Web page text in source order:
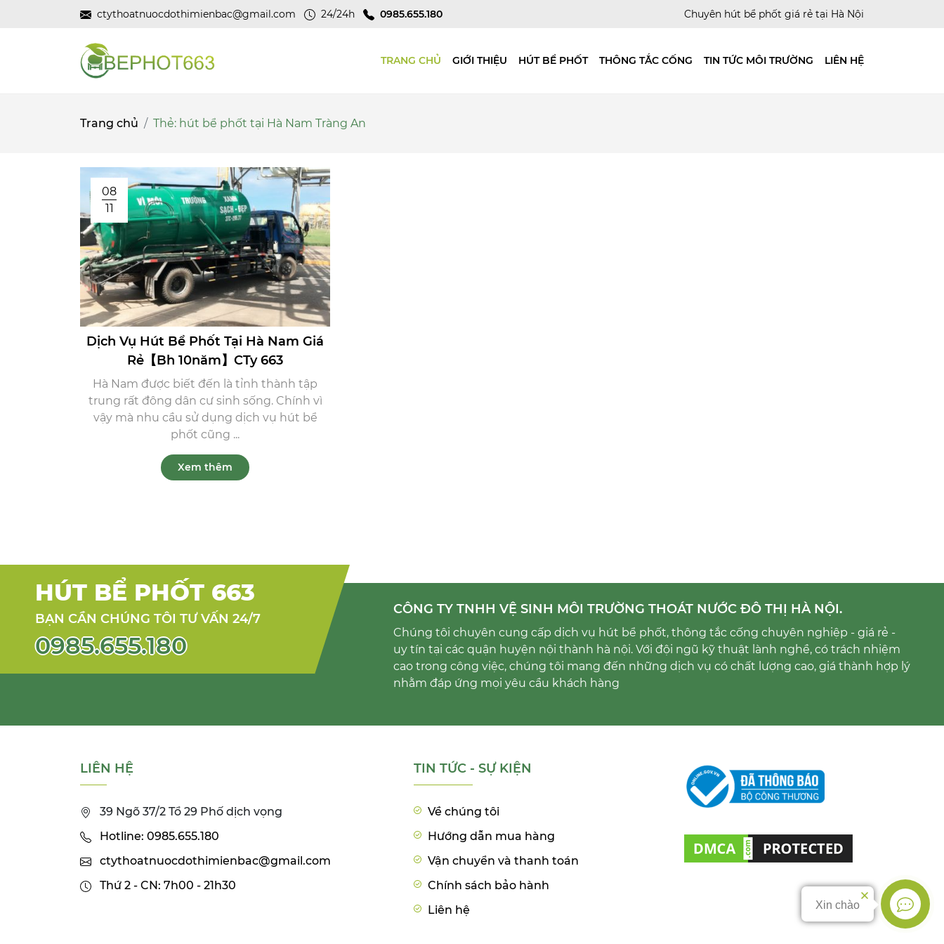
ctythoatnuocdothimienbac@gmail.com 24/24h 0985.655.180 Chuyên hút bể phốt giá rẻ tại Hà Nội
TRANG CHỦ GIỚI THIỆU HÚT BỂ PHỐT THÔNG TẮC CỐNG TIN TỨC MÔI TRƯỜNG LIÊN HỆ
Trang chủ Thẻ: hút bể phốt tại Hà Nam Tràng An
08
11
Dịch Vụ Hút Bể Phốt Tại Hà Nam Giá
Rẻ【Bh 10năm】CTy 663
Hà Nam được biết đến là tỉnh thành tập
trung rất đông dân cư sinh sống. Chính vì
vậy mà nhu cầu sử dụng dịch vụ hút bể
phốt cũng ...
Xem thêm
HÚT BỂ PHỐT 663
BẠN CẦN CHÚNG TÔI TƯ VẤN 24/7
0985.655.180
CÔNG TY TNHH VỆ SINH MÔI TRƯỜNG THOÁT NƯỚC ĐÔ THỊ HÀ NỘI.
Chúng tôi chuyên cung cấp dịch vụ hút bể phốt, thông tắc cống chuyên nghiệp - giá rẻ -
uy tín tại các quận huyện nội thành hà nội. Với đội ngũ kỹ thuật lành nghề, có trách nhiệm
cao trong công việc, chúng tôi mang đến những dịch vụ có chất lượng cao, giá thành hợp lý
nhằm đáp ứng mọi yêu cầu khách hàng
LIÊN HỆ
39 Ngõ 37/2 Tổ 29 Phố dịch vọng
Hotline: 0985.655.180
ctythoatnuocdothimienbac@gmail.com
Thứ 2 - CN: 7h00 - 21h30
TIN TỨC - SỰ KIỆN
Về chúng tôi
Hướng dẫn mua hàng
Vận chuyển và thanh toán
Chính sách bảo hành
Liên hệ
Xin chào